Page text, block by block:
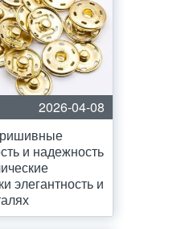
2026-04-08
и надежность
элегантность и